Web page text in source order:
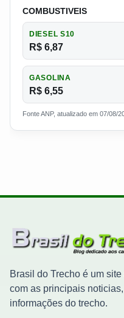
COMBUSTIVEIS
DIESEL S10
R$ 6,87
GASOLINA
R$ 6,55
Fonte ANP, atualizado em 07/08/
Brasil do Trecho é um
com as principais
informações do trecho.